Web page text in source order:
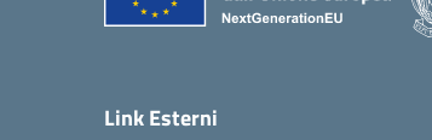
Link Esterni